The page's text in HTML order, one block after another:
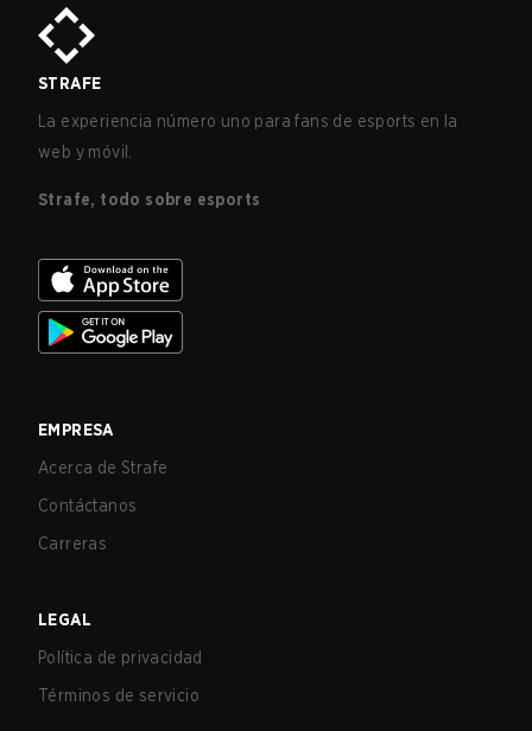
STRAFE
La experiencia número uno para fans de esports en la
web y móvil.
Strafe, todo sobre esports
EMPRESA
Acerca de Strafe
Contáctanos
Carreras
LEGAL
Política de privacidad
Términos de servicio